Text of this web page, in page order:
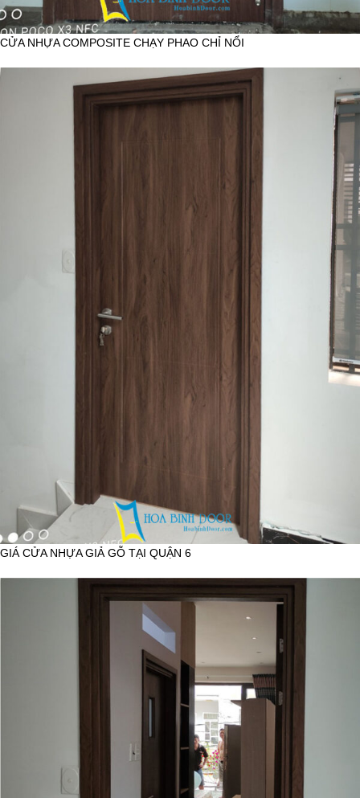
CỬA NHỰA COMPOSITE CHẠY PHAO CHỈ NỔI
GIÁ CỬA NHỰA GIẢ GỖ TẠI QUẬN 6